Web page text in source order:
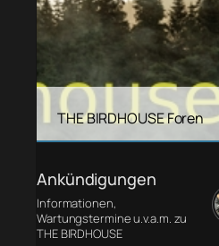
THE BIRDHOUSE Foren
Ankündigungen
Informationen,
Wartungstermine u.v.a.m. zu
THE BIRDHOUSE